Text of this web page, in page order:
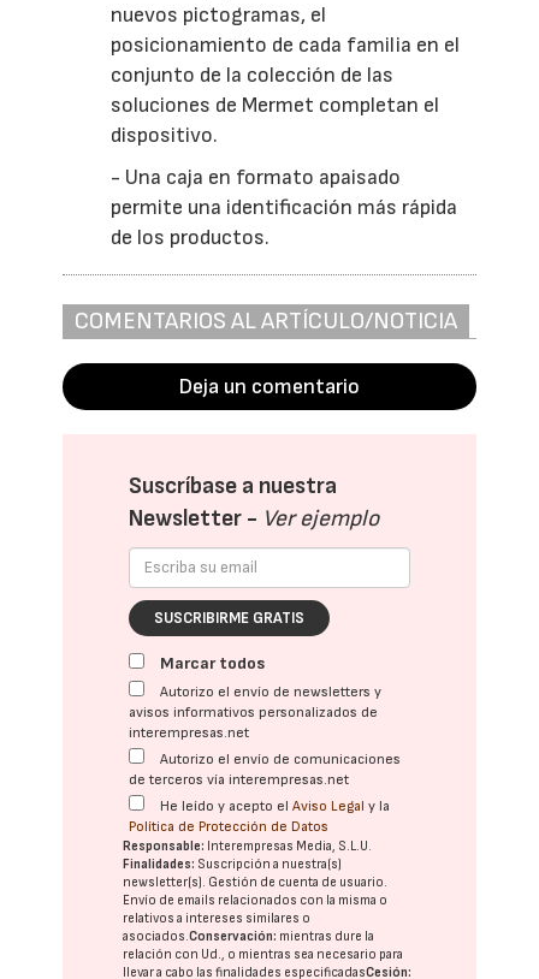
nuevos pictogramas, el
posicionamiento de cada familia en el
conjunto de la colección de las
soluciones de Mermet completan el
dispositivo.
- Una caja en formato apaisado
permite una identificación más rápida
de los productos.
COMENTARIOS AL ARTÍCULO/NOTICIA
Deja un comentario
Suscríbase a nuestra
Newsletter - Ver ejemplo
SUSCRIBIRME GRATIS
Marcar todos
Autorizo el envío de newsletters y
avisos informativos personalizados de
interempresas.net
Autorizo el envío de comunicaciones
de terceros vía interempresas.net
He leído y acepto elAviso Legal y la
Política de Protección de Datos
Responsable: Interempresas Media, S.L.U.
Finalidades: Suscripción a nuestra(s)
newsletter(s). Gestión de cuenta de usuario.
Envío de emails relacionados con la misma o
relativos a intereses similares o
asociados.Conservación: mientras dure la
relación con Ud., o mientras sea necesario para
llevar a cabo las finalidades especificadasCesión: